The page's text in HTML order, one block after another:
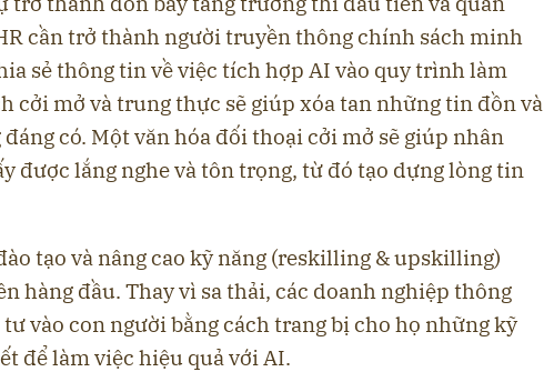
cần trở thành người truyền thông chính sách minh
sẻ thông tin về việc tích hợp AI vào quy trình làm
cởi mở và trung thực sẽ giúp xóa tan những tin đồn và
có. Một văn hóa đối thoại cởi mở sẽ giúp nhân
được lắng nghe và tôn trọng, từ đó tạo dựng lòng tin
tạo và nâng cao kỹ năng (reskilling & upskilling)
hàng đầu. Thay vì sa thải, các doanh nghiệp thông
vào con người bằng cách trang bị cho họ những kỹ
để làm việc hiệu quả với AI.